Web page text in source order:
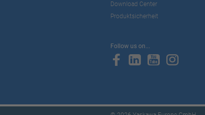
Download Center
Produktsicherheit
Follow us on...